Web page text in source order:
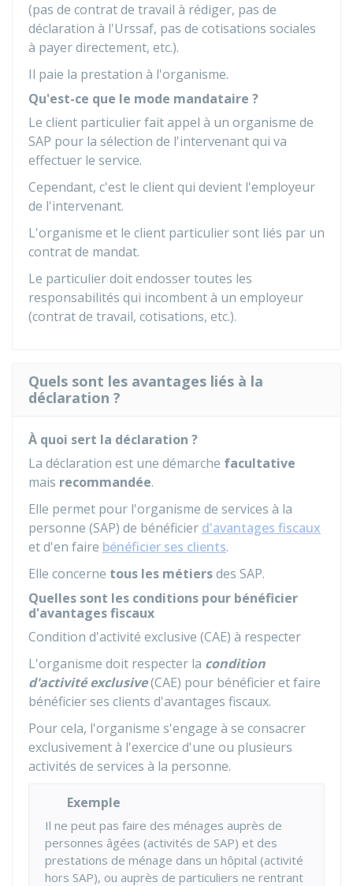
(pas de contrat de travail à rédiger, pas de
déclaration à l'Urssaf, pas de cotisations sociales
à payer directement, etc.).
Il paie la prestation à l'organisme.
Qu'est-ce que le mode mandataire ?
Le client particulier fait appel à un organisme de
SAP pour la sélection de l'intervenant qui va
effectuer le service.
Cependant, c'est le client qui devient l'employeur
de l'intervenant.
L'organisme et le client particulier sont liés par un
contrat de mandat.
Le particulier doit endosser toutes les
responsabilités qui incombent à un employeur
(contrat de travail, cotisations, etc.).
Quels sont les avantages liés à la
déclaration ?
À quoi sert la déclaration ?
La déclaration est une démarche facultative
mais recommandée.
Elle permet pour l'organisme de services à la
personne (SAP) de bénéficier d'avantages fiscaux
et d'en faire bénéficier ses clients.
Elle concerne tous les métiersdes SAP.
Quelles sont les conditions pour bénéficier
d'avantages fiscaux
Condition d'activité exclusive (CAE) à respecter
L'organisme doit respecter la condition
d'activité exclusive(CAE) pour bénéficier et faire
bénéficier ses clients d'avantages fiscaux.
Pour cela, l'organisme s'engage à se consacrer
exclusivement à l'exercice d'une ou plusieurs
activités de services à la personne.
Exemple
Il ne peut pas faire des ménages auprès de
personnes âgées (activités de SAP) et des
prestations de ménage dans un hôpital (activité
hors SAP), ou auprès de particuliers ne rentrant